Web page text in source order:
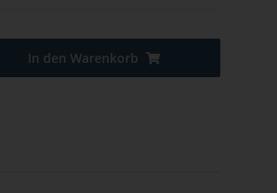
In den Warenkorb